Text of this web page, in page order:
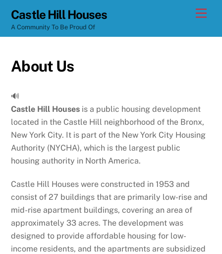
content
Castle Hill Houses
A Community To Be Proud Of
About Us
🔊
Castle Hill Houses is a public housing development
located in the Castle Hill neighborhood of the Bronx,
New York City. It is part of the New York City Housing
Authority (NYCHA), which is the largest public
housing authority in North America.
Castle Hill Houses were constructed in 1953 and
consist of 27 buildings that are primarily low-rise and
mid-rise apartment buildings, covering an area of
approximately 33 acres. The development was
designed to provide affordable housing for low-
income residents, and the apartments are subsidized